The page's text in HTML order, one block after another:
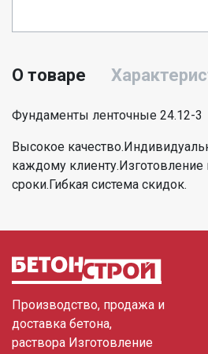
О товаре
Фундаменты ленточные 24.12-3
Высокое
каждому клиенту.Изготовление
сроки.Гибкая система скидок.
Производство, продажа и
доставка бетона,
раствора Изготовление